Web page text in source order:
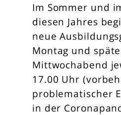
Im Sommer und
diesen Jahres
neue
Montag und
Mittwochabend
17.00 Uhr
problematischer
in der